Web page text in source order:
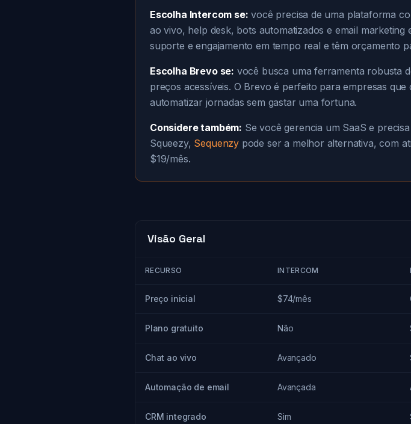
Escolha Intercom se: você precisa de uma plataforma
ao vivo, help desk, bots automatizados e email
suporte e engajamento em tempo real e têm orçamento
Escolha Brevo se: você busca uma ferramenta robusta
preços acessíveis. O Brevo é perfeito para empresas
automatizar jornadas sem gastar uma fortuna.
Considere também: Se você gerencia um SaaS e
Squeezy, Sequenzy pode ser a melhor alternativa, com
$19/mês.
Visão Geral
RECURSO INTERCOM
Preço inicial $74/mês
Plano gratuito Não
Chat ao vivo Avançado
Automação de email Avançada
CRM integrado Sim